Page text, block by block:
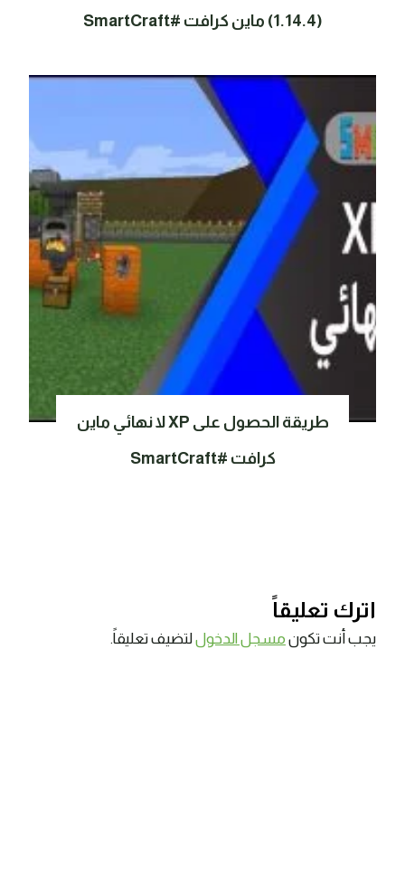
(1.14.4) ماين كرافت #SmartCraft
طريقة الحصول على XP لا نهائي ماين
كرافت #SmartCraft
اترك تعليقاً
يجب أنت تكون مسجل الدخوللتضيف تعليقاً.